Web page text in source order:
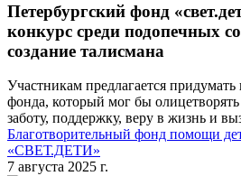
Петербургский фонд
конкурс среди подопечных
создание талисмана
Участникам предлагается
фонда, который мог бы
заботу, поддержку, веру в жизнь и
Благотворительный фонд помощи
«СВЕТ.ДЕТИ»
7 августа 2025 г.